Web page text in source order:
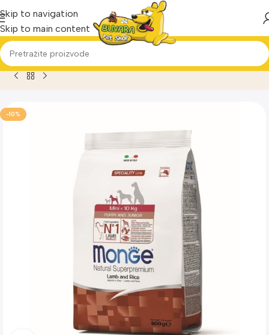
Skip to navigation
Skip to main content
Home Proizvod Hrana za pse-Monge Mini puppy&junior
-10%